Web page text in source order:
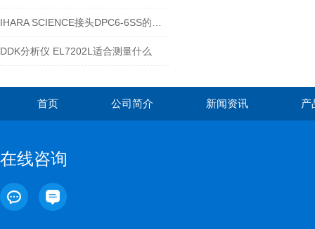
DDK分析仪 EL7202L适合测量什么
首页 公司简介 新闻资讯 产
在线咨询